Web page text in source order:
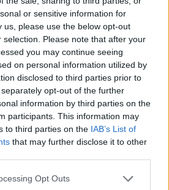
or sensitive information for
us, please use the below opt-out
Please note that after your
you may continue seeing
on personal information utilized by
disclosed to third parties prior to
opt-out of the further
information by third parties on the
participants. This information may
to third parties on the IAB’s List of
that may further disclose it to other
app uses one or more Google
Opt Outs
amelyet némi hezitálás után meg is
megtorpedózta a cirkálót, és telibe
elsüllyedt (egyébként eredetileg Phoenix
flottájának volt a tagja, és túlélte Pearl
az első komolyabb angol győzelmet
volt egy fontos
levő argentin flotta
a hadműveleti zónából és a
azaz a továbbiakban már
hogy a két angol hordozót
hordozó visszavonása azt is jelentette,
is csak a szárazföldről tudnak